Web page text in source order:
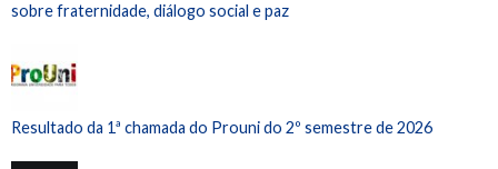
sobre fraternidade, diálogo social e paz
Resultado da 1ª chamada do Prouni do 2º semestre de 2026